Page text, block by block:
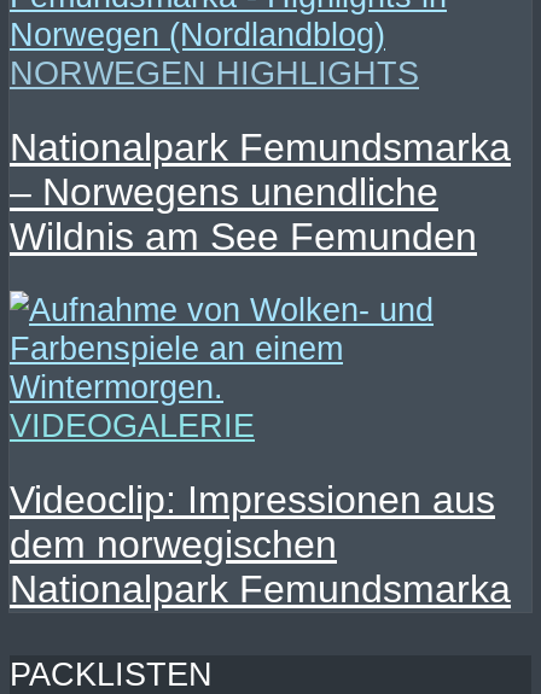
NORWEGEN HIGHLIGHTS
Nationalpark Femundsmarka
– Norwegens unendliche
Wildnis am See Femunden
VIDEOGALERIE
Videoclip: Impressionen aus
dem norwegischen
Nationalpark Femundsmarka
PACKLISTEN